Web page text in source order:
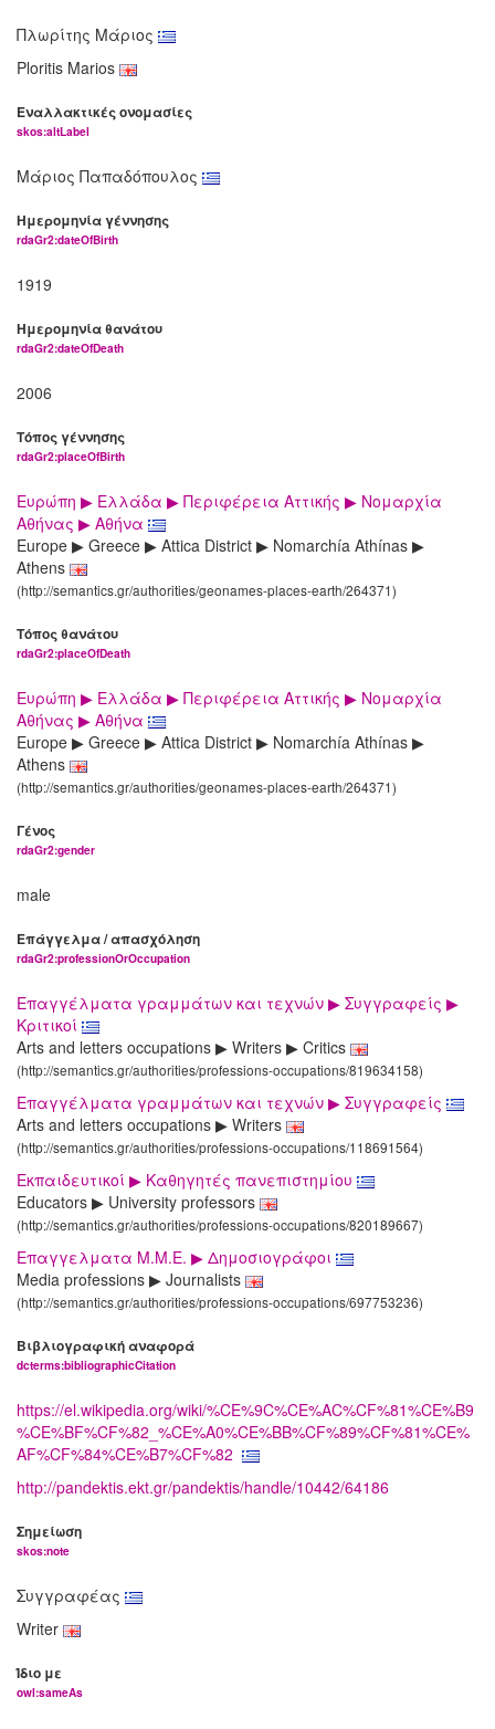
Πλωρίτης Μάριος
Ploritis Marios
Εναλλακτικές ονομασίες
skos:altLabel
Μάριος Παπαδόπουλος
Ημερομηνία γέννησης
rdaGr2:dateOfBirth
1919
Ημερομηνία θανάτου
rdaGr2:dateOfDeath
2006
Τόπος γέννησης
rdaGr2:placeOfBirth
Ευρώπη ▶ Ελλάδα ▶ Περιφέρεια Αττικής ▶ Νομαρχία
Αθήνας ▶ Αθήνα
Europe ▶ Greece ▶ Attica District ▶ Nomarchía Athínas ▶
Athens
(http://semantics.gr/authorities/geonames-places-earth/264371)
Τόπος θανάτου
rdaGr2:placeOfDeath
Ευρώπη ▶ Ελλάδα ▶ Περιφέρεια Αττικής ▶ Νομαρχία
Αθήνας ▶ Αθήνα
Europe ▶ Greece ▶ Attica District ▶ Nomarchía Athínas ▶
Athens
(http://semantics.gr/authorities/geonames-places-earth/264371)
Γένος
rdaGr2:gender
male
Επάγγελμα / απασχόληση
rdaGr2:professionOrOccupation
Επαγγέλματα γραμμάτων και τεχνών ▶ Συγγραφείς ▶
Κριτικοί
Arts and letters occupations ▶ Writers ▶ Critics
(http://semantics.gr/authorities/professions-occupations/819634158)
Επαγγέλματα γραμμάτων και τεχνών ▶ Συγγραφείς
Arts and letters occupations ▶ Writers
(http://semantics.gr/authorities/professions-occupations/118691564)
Εκπαιδευτικοί ▶ Καθηγητές πανεπιστημίου
Educators ▶ University professors
(http://semantics.gr/authorities/professions-occupations/820189667)
Επαγγελματα Μ.Μ.Ε. ▶ Δημοσιογράφοι
Media professions ▶ Journalists
(http://semantics.gr/authorities/professions-occupations/697753236)
Βιβλιογραφική αναφορά
dcterms:bibliographicCitation
https://el.wikipedia.org/wiki/%CE%9C%CE%AC%CF%81%CE%B9
%CE%BF%CF%82_%CE%A0%CE%BB%CF%89%CF%81%CE%
AF%CF%84%CE%B7%CF%82
http://pandektis.ekt.gr/pandektis/handle/10442/64186
Σημείωση
skos:note
Συγγραφέας
Writer
Ίδιο με
owl:sameAs